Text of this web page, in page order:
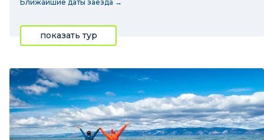
Ближайшие даты заезда →
показать тур